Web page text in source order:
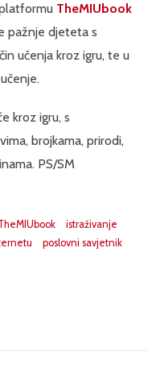
TheMIUbook
pažnje djeteta s
učenja kroz igru, te u
kroz igru, s
brojkama, prirodi,
PS/SM
istraživanje
poslovni savjetnik